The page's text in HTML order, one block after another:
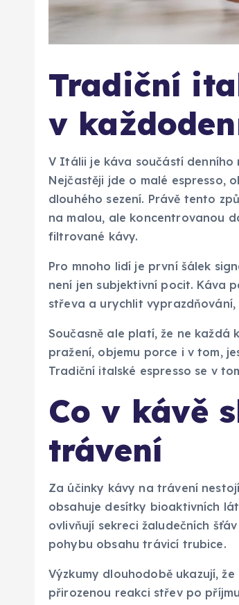
Tradiční
v
V Itálii je káva součástí
Nejčastěji jde o malé espresso,
dlouhého sezení. Právě tento
na malou, ale koncentrovanou
filtrované kávy.
Pro mnoho lidí je první šálek
není jen subjektivní pocit. Káva
střeva a urychlit
Současně ale platí, že ne každá
pražení, objemu porce i v tom,
Tradiční italské espresso se v
Co v kávě
trávení
Za účinky kávy na trávení
obsahuje desítky bioaktivních
ovlivňují sekreci žaludečních
pohybu obsahu trávicí trubice.
Výzkumy dlouhodobě ukazují,
přirozenou reakci střev po